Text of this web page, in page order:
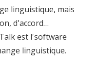
linguistique, mais
d'accord…
est l'software
linguistique.